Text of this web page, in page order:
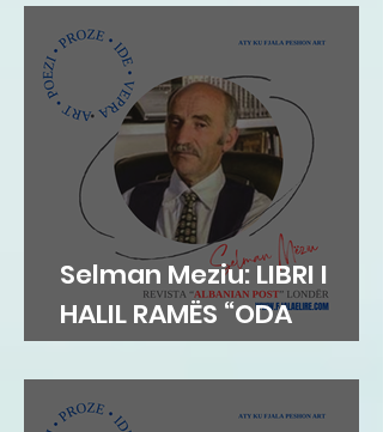
Selman Meziu: LIBRI I
HALIL RAMËS “ODA
DIBRANE”